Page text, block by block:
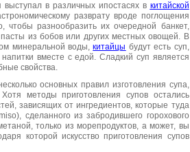
в различных ипостасях в китайской
разврату вроде поглощения
чтобы разнообразить их очередной банкет,
из бобов или других местных овощей. В
минеральной воды,китайцы будут есть суп,
вместе с едой. Сладкий суп является
свойства.
основных правил изготовления супа,
методы приготовления супов остались
зависящих от ингредиентов, которые туда
сделанного из забродившего горохового
только из морепродуктов, а может, вы
которой искусство приготовления супов